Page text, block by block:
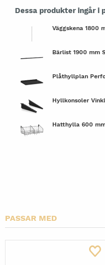
Dessa produkter ingår i
Väggskena 1800
Bärlist 1900 mm
Plåthyllplan
Hyllkonsoler
Hatthylla 600
Klädkroklist 900
Plåthyllplan
PASSAR MED